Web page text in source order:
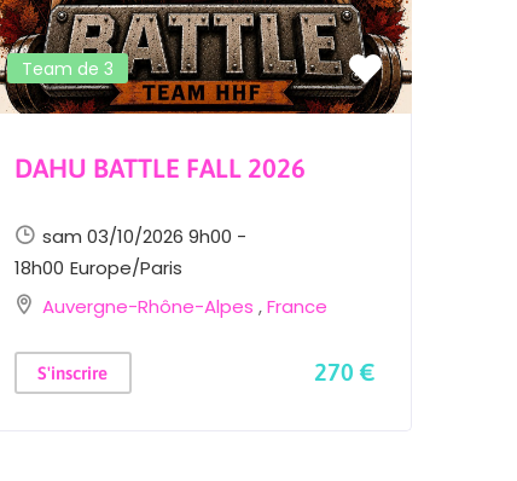
Team de 3
DAHU BATTLE FALL 2026
sam 03/10/2026 9h00 -
18h00 Europe/Paris
Auvergne-Rhône-Alpes ,France
S'inscrire 270 €